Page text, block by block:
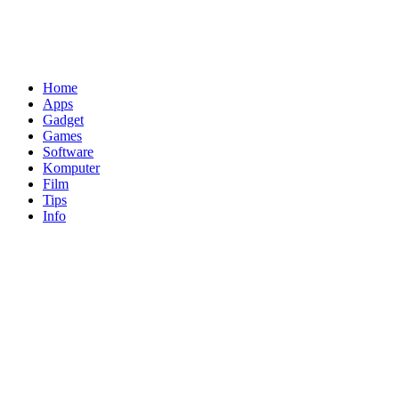
Home
Apps
Gadget
Games
Software
Komputer
Film
Tips
Info